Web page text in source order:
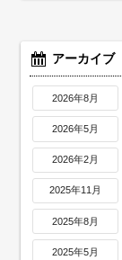
アーカイブ
2026年8月
2026年5月
2026年2月
2025年11月
2025年8月
2025年5月